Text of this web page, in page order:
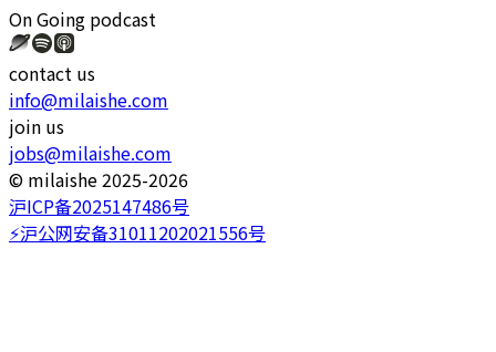
On Going podcast
contact us
info@milaishe.com
join us
jobs@milaishe.com
©️ milaishe 2025-2026
沪ICP备2025147486号
⚡️沪公网安备31011202021556号